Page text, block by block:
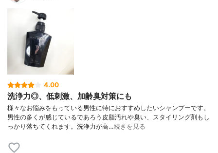
4.00
洗浄力◎、低刺激、加齢臭対策にも
様々なお悩みをもっている男性に特におすすめしたいシャンプーです。
男性の多くが感じているであろう皮脂汚れや臭い、スタイリング剤もし
っかり落ちてくれます。洗浄力が高…続きを見る